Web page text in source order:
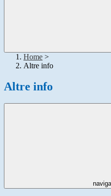
Home >
Altre info
Altre info